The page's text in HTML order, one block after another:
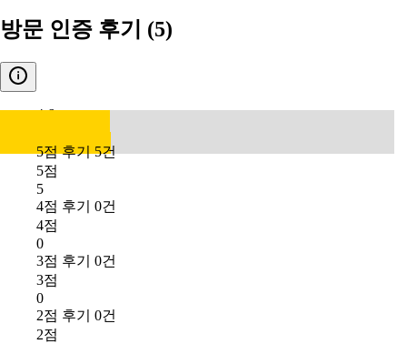
방문 인증 후기 (5)
4.6
5점 후기 5건
5점
5
4점 후기 0건
4점
0
3점 후기 0건
3점
0
2점 후기 0건
2점